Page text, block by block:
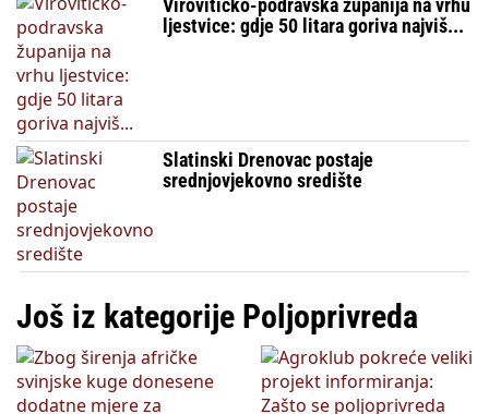
Virovitičko-podravska županija na vrhu
ljestvice: gdje 50 litara goriva najviš...
Slatinski Drenovac postaje
srednjovjekovno središte
Još iz kategorije Poljoprivreda